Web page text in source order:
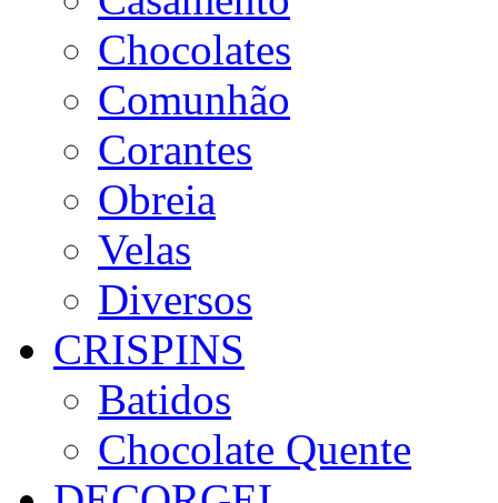
Chocolates
Comunhão
Corantes
Obreia
Velas
Diversos
CRISPINS
Batidos
Chocolate Quente